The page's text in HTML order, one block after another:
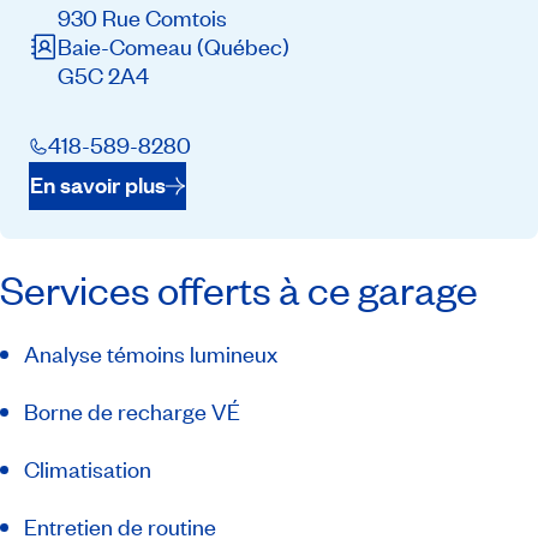
930 Rue Comtois
Baie-Comeau (Québec)
G5C 2A4
418-589-8280
En savoir plus
Services offerts à ce garage
Analyse témoins lumineux
Borne de recharge VÉ
Climatisation
Entretien de routine